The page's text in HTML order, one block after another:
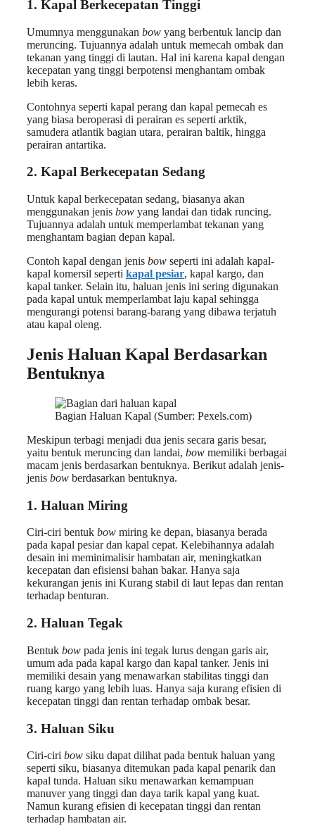
1. Kapal Berkecepatan Tinggi
Umumnya menggunakan bow yang berbentuk lancip dan
meruncing. Tujuannya adalah untuk memecah ombak dan
tekanan yang tinggi di lautan. Hal ini karena kapal dengan
kecepatan yang tinggi berpotensi menghantam ombak
lebih keras.
Contohnya seperti kapal perang dan kapal pemecah es
yang biasa beroperasi di perairan es seperti arktik,
samudera atlantik bagian utara, perairan baltik, hingga
perairan antartika.
2. Kapal Berkecepatan Sedang
Untuk kapal berkecepatan sedang, biasanya akan
menggunakan jenis bow yang landai dan tidak runcing.
Tujuannya adalah untuk memperlambat tekanan yang
menghantam bagian depan kapal.
Contoh kapal dengan jenis bow seperti ini adalah kapal-
kapal komersil seperti kapal pesiar, kapal kargo, dan
kapal tanker. Selain itu, haluan jenis ini sering digunakan
pada kapal untuk memperlambat laju kapal sehingga
mengurangi potensi barang-barang yang dibawa terjatuh
atau kapal oleng.
Jenis Haluan Kapal Berdasarkan
Bentuknya
Bagian Haluan Kapal (Sumber: Pexels.com)
Meskipun terbagi menjadi dua jenis secara garis besar,
yaitu bentuk meruncing dan landai, bow memiliki berbagai
macam jenis berdasarkan bentuknya. Berikut adalah jenis-
jenis bow berdasarkan bentuknya.
1. Haluan Miring
Ciri-ciri bentuk bow miring ke depan, biasanya berada
pada kapal pesiar dan kapal cepat. Kelebihannya adalah
desain ini meminimalisir hambatan air, meningkatkan
kecepatan dan efisiensi bahan bakar. Hanya saja
kekurangan jenis ini Kurang stabil di laut lepas dan rentan
terhadap benturan.
2. Haluan Tegak
Bentuk bow pada jenis ini tegak lurus dengan garis air,
umum ada pada kapal kargo dan kapal tanker. Jenis ini
memiliki desain yang menawarkan stabilitas tinggi dan
ruang kargo yang lebih luas. Hanya saja kurang efisien di
kecepatan tinggi dan rentan terhadap ombak besar.
3. Haluan Siku
Ciri-ciri bow siku dapat dilihat pada bentuk haluan yang
seperti siku, biasanya ditemukan pada kapal penarik dan
kapal tunda. Haluan siku menawarkan kemampuan
manuver yang tinggi dan daya tarik kapal yang kuat.
Namun kurang efisien di kecepatan tinggi dan rentan
terhadap hambatan air.